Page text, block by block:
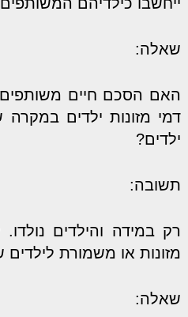
שאלה:
האם הסכם חיים משותפים
דמי מזונות ילדים
ילדים?
תשובה:
רק במידה והילדים
מזונות או משמורת לילדים
שאלה: